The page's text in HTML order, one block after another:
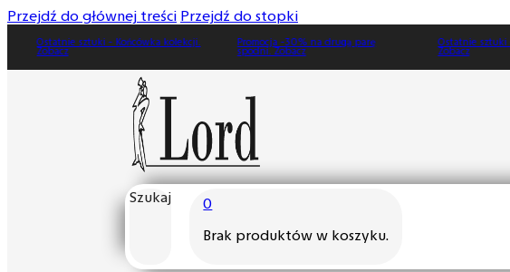
Przejdź do głównej treści Przejdź do stopki
Ostatnie sztuki - Końcówka kolekcji.
Zobacz
Promocja -30% na drugą parę
spodni. Zobacz
Ostatnie sztuki -
Zobacz
Szukaj
0
Brak produktów w koszyku.